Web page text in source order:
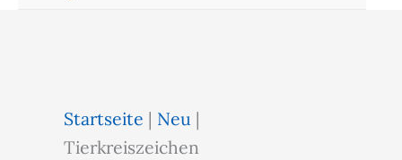
Startseite | Neu |
Tierkreiszeichen